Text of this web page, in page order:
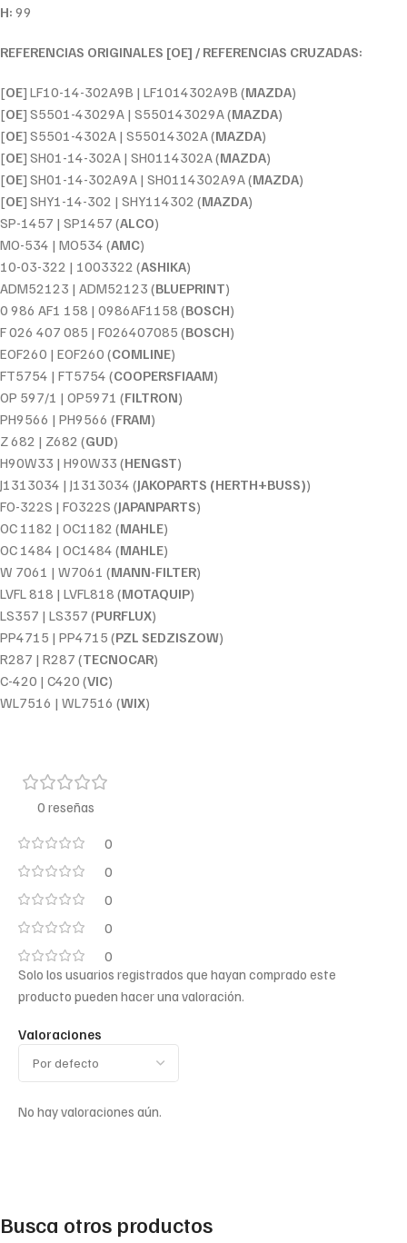
H: 99
REFERENCIAS ORIGINALES [OE] / REFERENCIAS CRUZADAS:
[OE] LF10-14-302A9B | LF1014302A9B (MAZDA)
[OE] S5501-43029A | S550143029A (MAZDA)
[OE] S5501-4302A | S55014302A (MAZDA)
[OE] SH01-14-302A | SH0114302A (MAZDA)
[OE] SH01-14-302A9A | SH0114302A9A (MAZDA)
[OE] SHY1-14-302 | SHY114302 (MAZDA)
SP-1457 | SP1457 (ALCO)
MO-534 | MO534 (AMC)
10-03-322 | 1003322 (ASHIKA)
ADM52123 | ADM52123 (BLUEPRINT)
0 986 AF1 158 | 0986AF1158 (BOSCH)
F 026 407 085 | F026407085 (BOSCH)
EOF260 | EOF260 (COMLINE)
FT5754 | FT5754 (COOPERSFIAAM)
OP 597/1 | OP5971 (FILTRON)
PH9566 | PH9566 (FRAM)
Z 682 | Z682 (GUD)
H90W33 | H90W33 (HENGST)
J1313034 | J1313034 (JAKOPARTS (HERTH+BUSS))
FO-322S | FO322S (JAPANPARTS)
OC 1182 | OC1182 (MAHLE)
OC 1484 | OC1484 (MAHLE)
W 7061 | W7061 (MANN-FILTER)
LVFL 818 | LVFL818 (MOTAQUIP)
LS357 | LS357 (PURFLUX)
PP4715 | PP4715 (PZL SEDZISZOW)
R287 | R287 (TECNOCAR)
C-420 | C420 (VIC)
WL7516 | WL7516 (WIX)
0 reseñas
0
0
0
0
0
Valoraciones
No hay valoraciones aún.
Solo los usuarios registrados que hayan comprado este
producto pueden hacer una valoración.
Busca otros productos